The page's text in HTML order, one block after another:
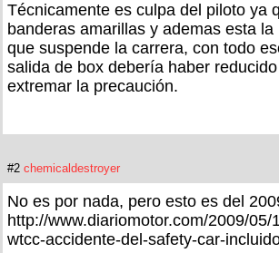
Técnicamente es culpa del piloto ya
banderas amarillas y ademas esta
que suspende la carrera, con todo
salida de box debería haber
extremar la precaución.
#2 chemicaldestroyer
No es por nada, pero esto es del
http://www.diariomotor.com/2009/05/
wtcc-accidente-del-safety-car-